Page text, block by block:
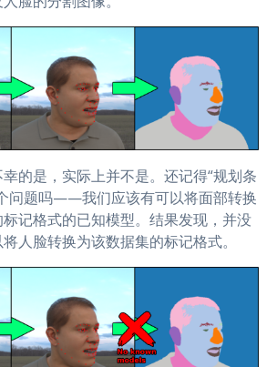
的是，实际上并不是。还记得“规划条
问题吗——我们应该有可以将面部转换
记格式的已知模型。结果发现，并没
人脸转换为该数据集的标记格式。